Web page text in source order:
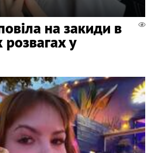
на закиди в
у